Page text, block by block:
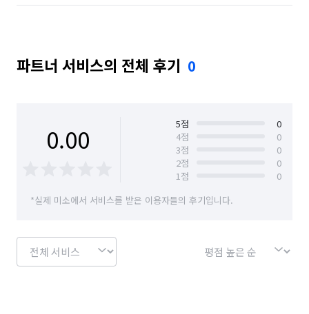
파트너 서비스의 전체 후기 0
0.00 5점
0
4점
0
3점
0
2점
0
1점
0
*실제 미소에서 서비스를 받은 이용자들의 후기입니다.